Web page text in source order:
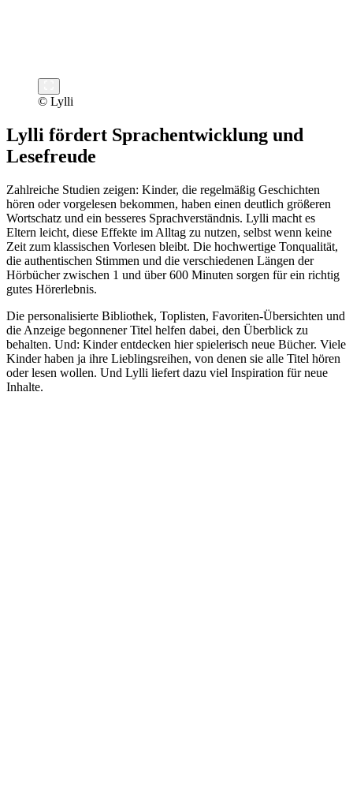
© Lylli
Lylli fördert Sprachentwicklung und
Lesefreude
Zahlreiche Studien zeigen: Kinder, die regelmäßig Geschichten
hören oder vorgelesen bekommen, haben einen deutlich größeren
Wortschatz und ein besseres Sprachverständnis. Lylli macht es
Eltern leicht, diese Effekte im Alltag zu nutzen, selbst wenn keine
Zeit zum klassischen Vorlesen bleibt. Die hochwertige Tonqualität,
die authentischen Stimmen und die verschiedenen Längen der
Hörbücher zwischen 1 und über 600 Minuten sorgen für ein richtig
gutes Hörerlebnis.
Die personalisierte Bibliothek, Toplisten, Favoriten-Übersichten und
die Anzeige begonnener Titel helfen dabei, den Überblick zu
behalten. Und: Kinder entdecken hier spielerisch neue Bücher. Viele
Kinder haben ja ihre Lieblingsreihen, von denen sie alle Titel hören
oder lesen wollen. Und Lylli liefert dazu viel Inspiration für neue
Inhalte.